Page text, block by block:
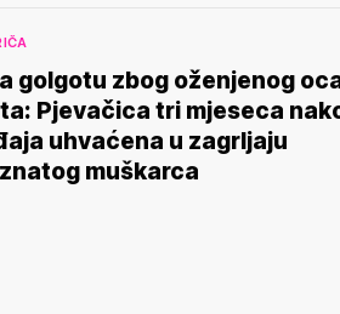
golgotu zbog oženjenog
Pjevačica tri mjeseca
uhvaćena u zagrljaju
muškarca